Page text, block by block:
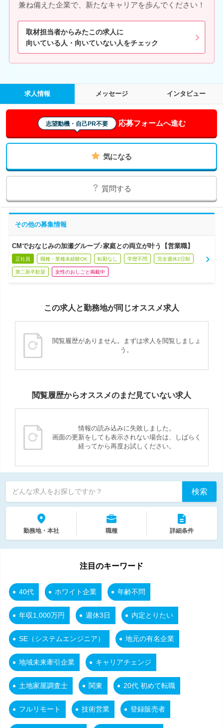
兼ね備えた企業で、新たなキャリアを歩んでください！
取材担当者からみたこの求人に
向いている人・向いていない人をチェック
求人情報 メッセージ インタビュー
志望動機・自己PR不要 応募フォームへ進む
気になる
質問する
その他の募集情報
CMでおなじみの加瀬グループ♪家庭との両立が叶う【営業職】
正社員 職種・業種未経験OK 転勤なし 学歴不問 完全週休2日制
第二新卒歓迎 女性のおしごと掲載中
この求人と勤務地が同じオススメ求人
閲覧履歴がありません。まずは求人を閲覧しましょ
う。
閲覧履歴からオススメのまだ見ていない求人
情報の読み込みに失敗しました。
画面の更新をしても表示されない場合は、しばらく
経ってから再度お試しください。
どんな求人をお探しですか？ 検索
勤務地・本社 職種 詳細条件
注目のキーワード
40代 ホワイト企業 年齢不問
年収1,000万円 週休3日 内定とりたい
SE（システムエンジニア） 地元の有名企業
地域未来牽引企業 キャリアチェンジ
土地家屋調査士 関東 20代 初めて転職
フルリモート 技術営業 登録販売者